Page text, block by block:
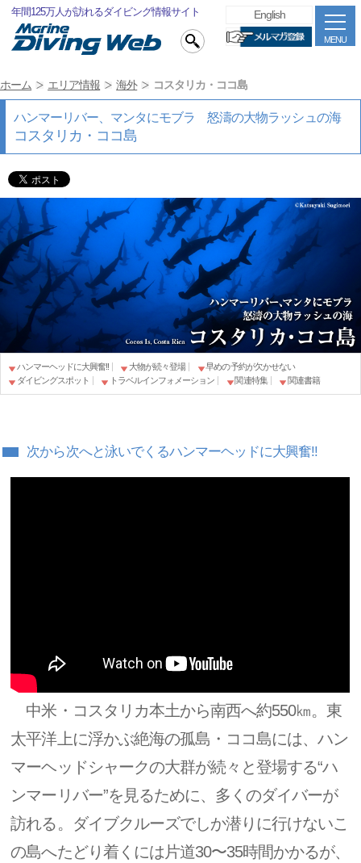
年間125万人が訪れるダイビング情報サイト
MENU
English
ホーム エリア情報 海外 コスタリカ・ココ島
ハンマーリバー、マンタにモブラ 怒濤の大物ラッシュの海
コスタリカ・ココ島
ハンマーヘッドに大興奮!! 大物が続々登場
早めの予約が欠かせない
ダイビングスポット
トラベルインフォメーション 関連特集 関連書籍
次から次へと泳いでくるハンマーヘッドに大興奮!!
中米・コスタリカ本土から南西へ約550㎞。東
太平洋上に浮かぶ絶海の孤島・ココ島には、ハン
マーヘッドシャークの大群が続々と登場する“ハ
ンマーリバー”を見るために、多くのダイバーが
訪れる。ダイブクルーズでしか潜りに行けないこ
の島へたどり着くには片道30〜35時間かかるが、